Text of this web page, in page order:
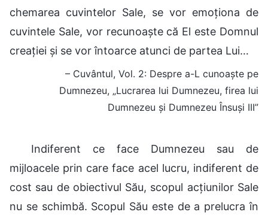
chemarea cuvintelor Sale, se vor emoționa de
cuvintele Sale, vor recunoaște că El este Domnul
creației și se vor întoarce atunci de partea Lui…
– Cuvântul, Vol. 2: Despre a-L cunoaște pe
Dumnezeu, „Lucrarea lui Dumnezeu, firea lui
Dumnezeu și Dumnezeu Însuși III”
Indiferent ce face Dumnezeu sau de
mijloacele prin care face acel lucru, indiferent de
cost sau de obiectivul Său, scopul acțiunilor Sale
nu se schimbă. Scopul Său este de a prelucra în